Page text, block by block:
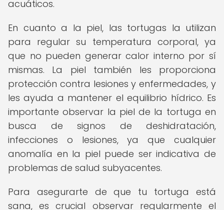
acuáticos.
En cuanto a la piel, las tortugas la utilizan
para regular su temperatura corporal, ya
que no pueden generar calor interno por sí
mismas. La piel también les proporciona
protección contra lesiones y enfermedades, y
les ayuda a mantener el equilibrio hídrico. Es
importante observar la piel de la tortuga en
busca de signos de deshidratación,
infecciones o lesiones, ya que cualquier
anomalía en la piel puede ser indicativa de
problemas de salud subyacentes.
Para asegurarte de que tu tortuga está
sana, es crucial observar regularmente el